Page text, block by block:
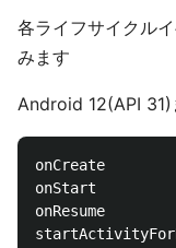
各ライフサイクル
みます
Android 12(API 31)
onCreate
onStart
onResume